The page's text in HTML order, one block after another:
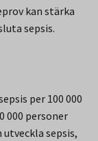
kan stärka
sepsis.
per 100 000
000 personer
utveckla sepsis,